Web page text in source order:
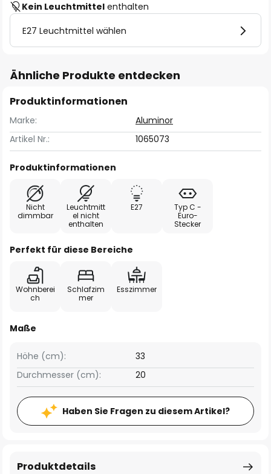
Kein Leuchtmittel enthalten
E27 Leuchtmittel wählen
Ähnliche Produkte entdecken
Produktinformationen
Marke:
Aluminor
Artikel Nr.:
1065073
Produktinformationen
Nicht
dimmbar
Leuchtmitt
el nicht
enthalten
E27
Typ C -
Euro-
Stecker
Perfekt für diese Bereiche
Wohnberei
ch
Schlafzim
mer
Esszimmer
Maße
Höhe (cm):
33
Durchmesser (cm):
20
Haben Sie Fragen zu diesem Artikel?
Produktdetails